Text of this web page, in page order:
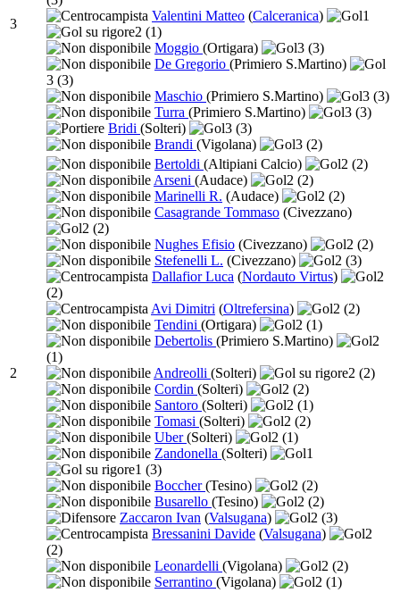
3
Valentini Matteo (Calceranica)
1
2 (1)
Moggio (Ortigara) 3 (3)
De Gregorio (Primiero S.Martino)
3 (3)
Maschio (Primiero S.Martino) 3 (3)
Turra (Primiero S.Martino) 3 (3)
Bridi (Solteri) 3 (3)
Brandi (Vigolana) 3 (2)
2
Bertoldi (Altipiani Calcio) 2 (2)
Arseni (Audace) 2 (2)
Marinelli R. (Audace) 2 (2)
Casagrande Tommaso (Civezzano)
2 (2)
Nughes Efisio (Civezzano) 2 (2)
Stefenelli L. (Civezzano) 2 (3)
Dallafior Luca (Nordauto Virtus)
2
(2)
Avi Dimitri (Oltrefersina) 2 (2)
Tendini (Ortigara) 2 (1)
Debertolis (Primiero S.Martino)
2
(1)
Andreolli (Solteri) 2 (2)
Cordin (Solteri) 2 (2)
Santoro (Solteri) 2 (1)
Tomasi (Solteri) 2 (2)
Uber(Solteri) 2 (1)
Zandonella (Solteri)
1
1 (3)
Boccher(Tesino) 2 (2)
Busarello (Tesino) 2 (2)
Zaccaron Ivan (Valsugana) 2 (3)
Bressanini Davide (Valsugana)
2
(2)
Leonardelli (Vigolana) 2 (2)
Serrantino (Vigolana) 2 (1)